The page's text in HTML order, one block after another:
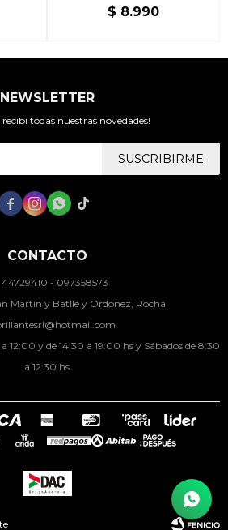
$ 8.990
CONTACTO
44729410 - 097358573
Martín y Batlle y Ordóñez, Rocha
12:00 y de 14:30 a 19:00 hs y Sábados de 8:30
a 12:30 hs
NEWSLETTER
recibí todas nuestras novedades!
SUSCRIBIRME
   